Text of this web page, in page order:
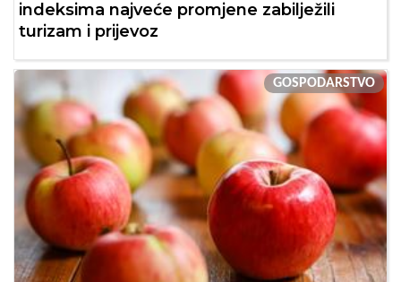
indeksima najveće promjene zabilježili
turizam i prijevoz
GOSPODARSTVO